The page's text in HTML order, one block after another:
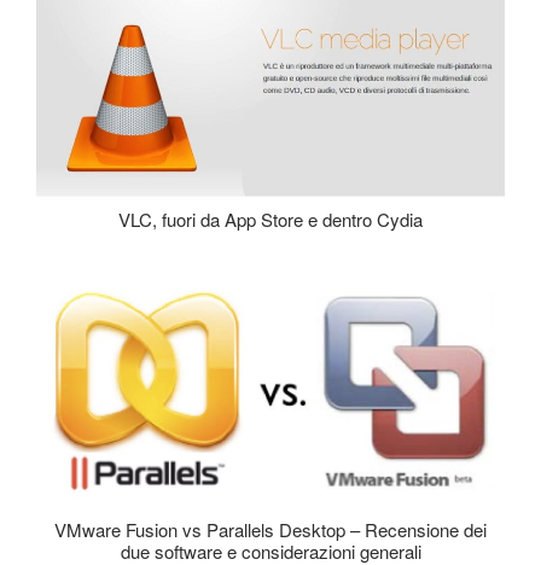
VLC, fuori da App Store e dentro Cydia
VMware Fusion vs Parallels Desktop – Recensione dei
due software e considerazioni generali